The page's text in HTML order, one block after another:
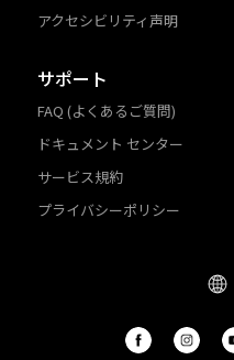
アクセシビリティ声明
サポート
FAQ (よくあるご質問)
ドキュメント センター
サービス規約
プライバシーポリシー